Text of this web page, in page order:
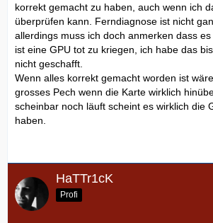
korrekt gemacht zu haben, auch wenn ich
überprüfen kann. Ferndiagnose ist nicht
allerdings muss ich doch anmerken dass
ist eine GPU tot zu kriegen, ich habe das
nicht geschafft.
Wenn alles korrekt gemacht worden ist
grosses Pech wenn die Karte wirklich
scheinbar noch läuft scheint es wirklich die
haben.
HaTTr1cK
Profi